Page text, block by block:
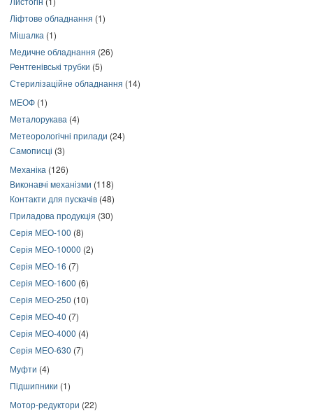
Ліфтове обладнання (1)
Мішалка (1)
Медичне обладнання (26)
Рентгенівські трубки (5)
Стерилізаційне обладнання (14)
МЕОФ (1)
Металорукава (4)
Метеорологічні прилади (24)
Самописці (3)
Механіка (126)
Виконавчі механізми (118)
Контакти для пускачів (48)
Приладова продукція (30)
Серія МЕО-100 (8)
Серія МЕО-10000 (2)
Серія МЕО-16 (7)
Серія МЕО-1600 (6)
Серія МЕО-250 (10)
Серія МЕО-40 (7)
Серія МЕО-4000 (4)
Серія МЕО-630 (7)
Муфти (4)
Підшипники (1)
Мотор-редуктори (22)